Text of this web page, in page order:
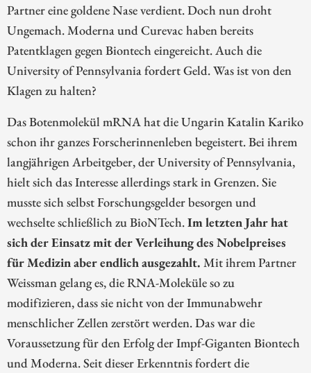
Partner eine goldene Nase verdient. Doch nun droht
Ungemach. Moderna und Curevac haben bereits
Patentklagen gegen Biontech eingereicht. Auch die
University of Pennsylvania fordert Geld. Was ist von den
Klagen zu halten?
Das Botenmolekül mRNA hat die Ungarin Katalin Kariko
schon ihr ganzes Forscherinnenleben begeistert. Bei ihrem
langjährigen Arbeitgeber, der University of Pennsylvania,
hielt sich das Interesse allerdings stark in Grenzen. Sie
musste sich selbst Forschungsgelder besorgen und
wechselte schließlich zu BioNTech.Im letzten Jahr hat
sich der Einsatz mit der Verleihung des Nobelpreises
für Medizin aber endlich ausgezahlt. Mit ihrem Partner
Weissman gelang es, die RNA-Moleküle so zu
modifizieren, dass sie nicht von der Immunabwehr
menschlicher Zellen zerstört werden. Das war die
Voraussetzung für den Erfolg der Impf-Giganten Biontech
und Moderna. Seit dieser Erkenntnis fordert die